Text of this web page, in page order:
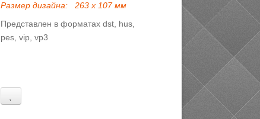
Размер дизайна:
263 х 107 мм
Представлен в форматах dst, hus,
pes, vip, vp3